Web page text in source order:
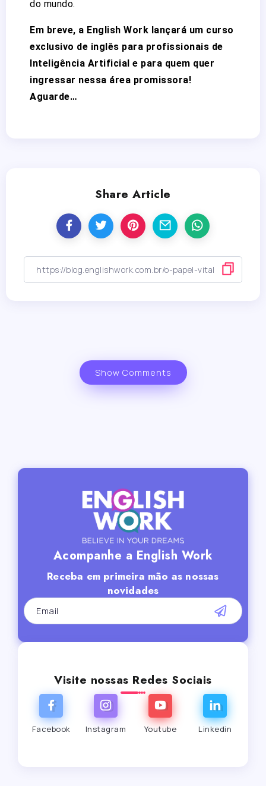
do mundo.
Em breve, a English Work lançará um curso
exclusivo de inglês para profissionais de
Inteligência Artificial e para quem quer
ingressar nessa área promissora!
Aguarde…
Share Article
Show Comments
Acompanhe a English Work
Receba em primeira mão as nossas
novidades
Visite nossas Redes Sociais
Facebook Instagram Youtube Linkedin